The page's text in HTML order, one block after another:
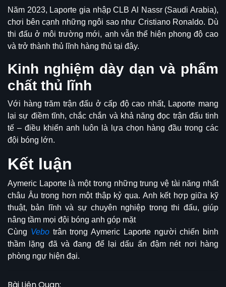
Năm 2023, Laporte gia nhập CLB Al Nassr (Saudi Arabia),
chơi bên cạnh những ngôi sao như Cristiano Ronaldo. Dù
thi đấu ở môi trường mới, anh vẫn thể hiện phong độ cao
và trở thành thủ lĩnh hàng thủ tại đây.
Kinh nghiệm dày dạn và phẩm
chất thủ lĩnh
Với hàng trăm trận đấu ở cấp độ cao nhất, Laporte mang
lại sự điềm tĩnh, chắc chắn và khả năng đọc trận đấu tinh
tế – điều khiến anh luôn là lựa chọn hàng đầu trong các
đội bóng lớn.
Kết luận
Aymeric Laportelà một trong những trung vệ tài năng nhất
châu Âu trong hơn một thập kỷ qua. Anh kết hợp giữa kỹ
thuật, bản lĩnh và sự chuyên nghiệp trong thi đấu, giúp
nâng tầm mọi đội bóng anh góp mặt
Cùng Vebotrân trọng Aymeric Laporte người chiến binh
thầm lặng đã và đang để lại dấu ấn đậm nét nơi hàng
phòng ngự hiện đại.